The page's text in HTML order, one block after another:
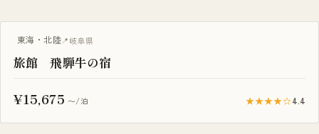
温泉旅館
東海・北陸 岐阜県
旅館 飛騨牛の宿
¥15,675 〜/泊 ★★★★☆4.4